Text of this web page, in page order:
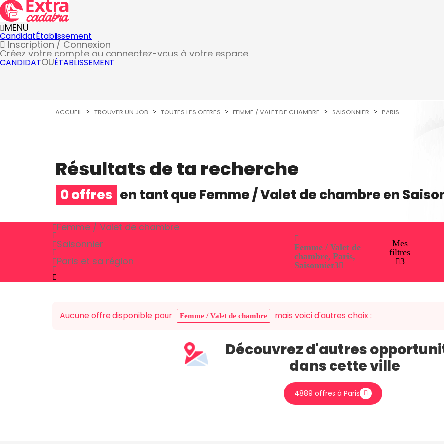
MENU
CandidatÉtablissement
Inscription / Connexion
Créez votre compte ou connectez-vous à votre espace
CANDIDATOUÉTABLISSEMENT
ACCUEIL TROUVER UN JOB TOUTES LES OFFRES FEMME / VALET DE CHAMBRE SAISONNIER PARIS
Résultats de ta recherche
0 offres en tant queFemme / Valet de chambreen
Femme / Valet de chambre
Saisonnier
Paris et sa région
Femme / Valet de
chambre, Paris,
Saisonnier3
Mes
filtres
3
Aucune offre disponible pour Femme / Valet de chambre mais voici d'autres choix :
Découvrez d'autres
dans cette ville
4889 offres à Paris